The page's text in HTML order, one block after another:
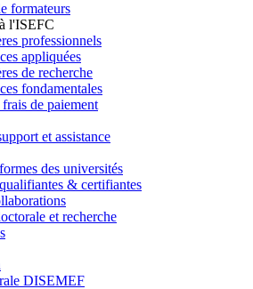
formateurs
l'ISEFC
professionnels
appliquées
de recherche
fondamentales
de paiement
et assistance
des universités
& certifiantes
et recherche
DISEMEF